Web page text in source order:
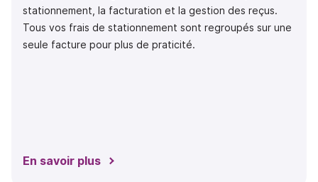
stationnement, la facturation et la gestion des reçus.
Tous vos frais de stationnement sont regroupés sur une
seule facture pour plus de praticité.
En savoir plus